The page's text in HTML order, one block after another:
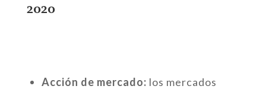
2020
Acción de mercado: los mercados